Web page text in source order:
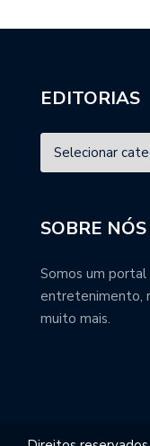
EDITORIAS
SOBRE NÓS
Somos um
entretenimento,
muito mais.